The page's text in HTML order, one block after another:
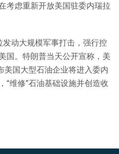
虑重新开放美国驻委内瑞拉
动大规模军事打击，强行控
国。特朗普当天公开宣称，美
美国大型石油企业将进入委内
“维修”石油基础设施并创造收